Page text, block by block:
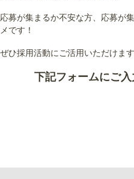
応募が集まるか不安な方、応募が
メです！
ぜひ採用活動にご活用いただけま
下記フォームにご入